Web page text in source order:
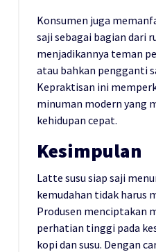
Konsumen juga
saji sebagai bagian dari
menjadikannya teman
atau bahkan pengganti
Kepraktisan ini
minuman modern yang
kehidupan cepat.
Kesimpulan
Latte susu siap saji
kemudahan tidak harus
Produsen menciptakan
perhatian tinggi pada
kopi dan susu. Dengan